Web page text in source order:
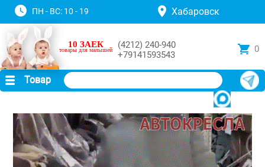
ПН - ВС: 10 - 19 Хабаровск
10 ЗАЕК
товары для малышей
(4212) 240-940
+79141593543
0
Товар